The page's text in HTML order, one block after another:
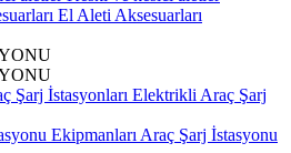
El Aleti Aksesuarları
Elektrikli Araç Şarj
Araç Şarj İstasyonu